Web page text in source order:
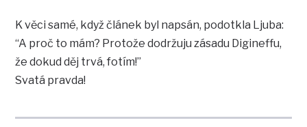
K věci samé, když článek byl napsán, podotkla Ljuba:
“A proč to mám? Protože dodržuju zásadu Digineffu,
že dokud děj trvá, fotím!”
Svatá pravda!